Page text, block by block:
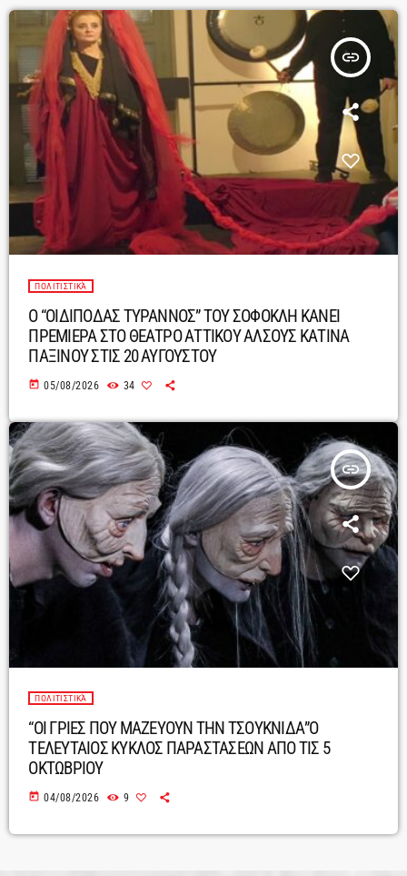
insert_link
ΠΟΛΙΤΙΣΤΙΚΆ
Ο “ΟΙΔΙΠΟΔΑΣ ΤΥΡΑΝΝΟΣ” ΤΟΥ ΣΟΦΟΚΛΗ ΚΑΝΕΙ
ΠΡΕΜΙΕΡΑ ΣΤΟ ΘΕΑΤΡΟ ΑΤΤΙΚΟΥ ΑΛΣΟΥΣ ΚΑΤΙΝΑ
ΠΑΞΙΝΟΥ ΣΤΙΣ 20 ΑΥΓΟΥΣΤΟΥ
today 05/08/2026 34
insert_link
ΠΟΛΙΤΙΣΤΙΚΆ
“ΟΙ ΓΡΙΕΣ ΠΟΥ ΜΑΖΕΥΟΥΝ ΤΗΝ ΤΣΟΥΚΝΙΔΑ”Ο
ΤΕΛΕΥΤΑΙΟΣ ΚΥΚΛΟΣ ΠΑΡΑΣΤΑΣΕΩΝ ΑΠΟ ΤΙΣ 5
ΟΚΤΩΒΡΙΟΥ
today 04/08/2026 9